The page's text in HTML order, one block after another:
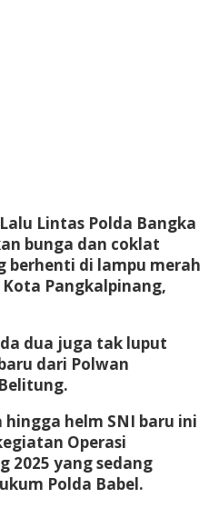
Lintas Polda Bangka
bunga dan coklat
berhenti di lampu merah
Pangkalpinang,
dua juga tak luput
dari Polwan
helm SNI baru ini
Operasi
2025 yang sedang
Polda Babel.